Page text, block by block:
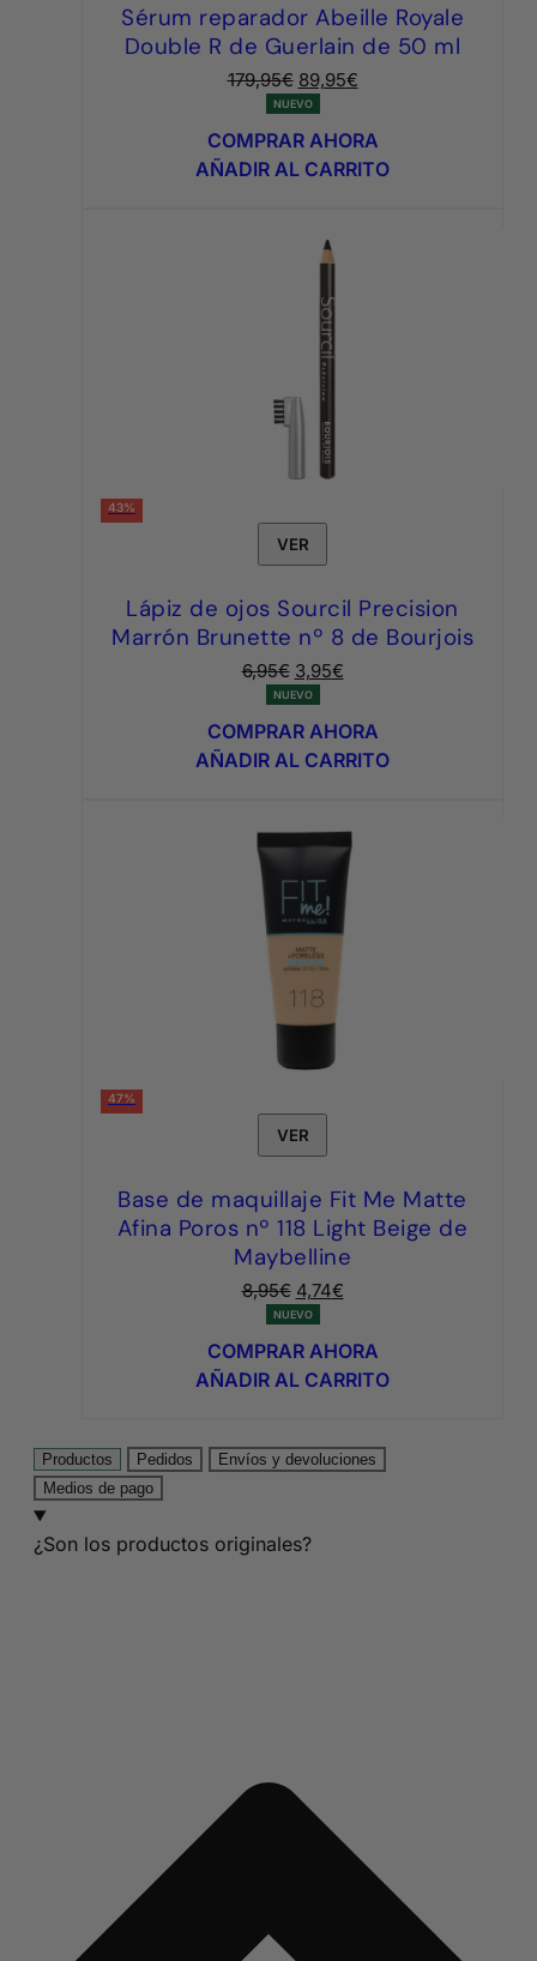
Sérum reparador Abeille Royale
Double R de Guerlain de 50 ml
179,95€ El
precio
original
era:
179,95€.
89,95€El
actual
es:
89,95€.
NUEVO
COMPRAR AHORA
AÑADIR AL CARRITO
43%
VER
Lápiz de ojos Sourcil Precision
Marrón Brunette nº 8 de Bourjois
6,95€ El
precio
original
era:
6,95€.
3,95€El
actual
es:
3,95€.
NUEVO
COMPRAR AHORA
AÑADIR AL CARRITO
47%
VER
Base de maquillaje Fit Me Matte
Afina Poros nº 118 Light Beige de
Maybelline
8,95€ El
precio
original
era:
8,95€.
4,74€El
actual
es:
4,74€.
NUEVO
COMPRAR AHORA
AÑADIR AL CARRITO
Productos Pedidos
Envíos y devoluciones
Medios de pago
¿Son los productos originales?